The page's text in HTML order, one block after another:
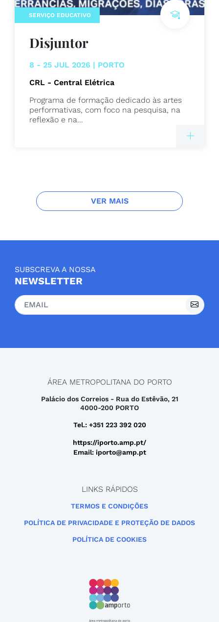
SERVIÇO EDUCATIVO
Disjuntor
8 - 25 JUL 2026 | PORTO
CRL - Central Elétrica
Programa de formação dedicado às artes
performativas, com foco na pesquisa, na
reflexão e na...
VER MAIS
SUBSCREVA A NOSSA
NEWSLETTER
ÁREA METROPOLITANA DO PORTO
Palácio dos Correios - Rua do Estêvão, 21
4000-200 PORTO
Tel.: +351 223 392 020
https://iporto.amp.pt/
Email: iporto@amp.pt
LINKS RÁPIDOS
TERMOS E CONDIÇÕES
POLÍTICA DE PRIVACIDADE E PROTEÇÃO DE DADOS
POLÍTICA DE COOKIES